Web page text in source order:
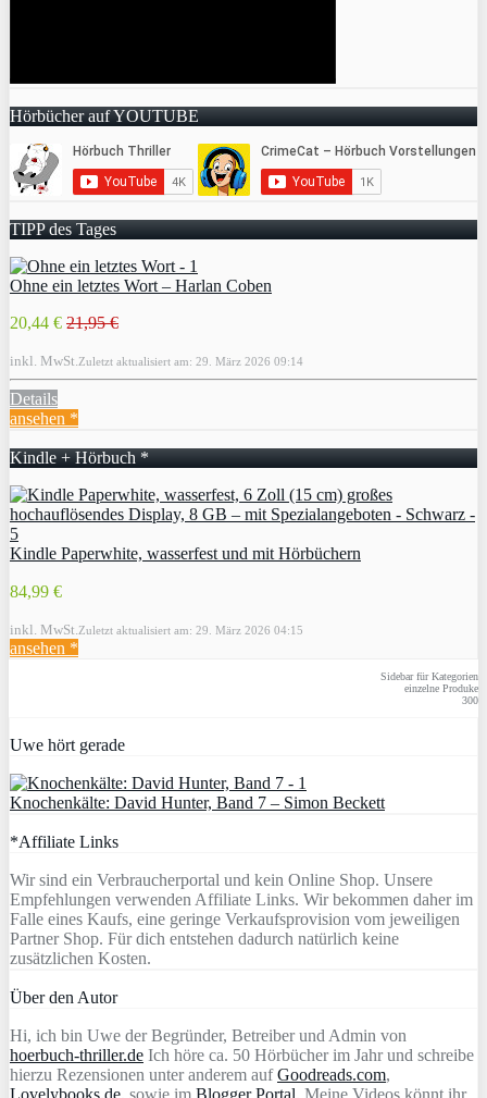
Hörbücher auf YOUTUBE
TIPP des Tages
Ohne ein letztes Wort – Harlan Coben
20,44 € 21,95 €
inkl. MwSt. Zuletzt aktualisiert am: 29. März 2026 09:14
Details
ansehen *
Kindle + Hörbuch *
Kindle Paperwhite, wasserfest und mit Hörbüchern
84,99 €
inkl. MwSt. Zuletzt aktualisiert am: 29. März 2026 04:15
ansehen *
Sidebar für Kategorien
einzelne Produke
300
Uwe hört gerade
Knochenkälte: David Hunter, Band 7 – Simon Beckett
*Affiliate Links
Wir sind ein Verbraucherportal und kein Online Shop. Unsere
Empfehlungen verwenden Affiliate Links. Wir bekommen daher im
Falle eines Kaufs, eine geringe Verkaufsprovision vom jeweiligen
Partner Shop. Für dich entstehen dadurch natürlich keine
zusätzlichen Kosten.
Über den Autor
Hi, ich bin Uwe der Begründer, Betreiber und Admin von
hoerbuch-thriller.de Ich höre ca. 50 Hörbücher im Jahr und schreibe
hierzu Rezensionen unter anderem aufGoodreads.com,
Lovelybooks.de, sowie im Blogger Portal. Meine Videos könnt ihr